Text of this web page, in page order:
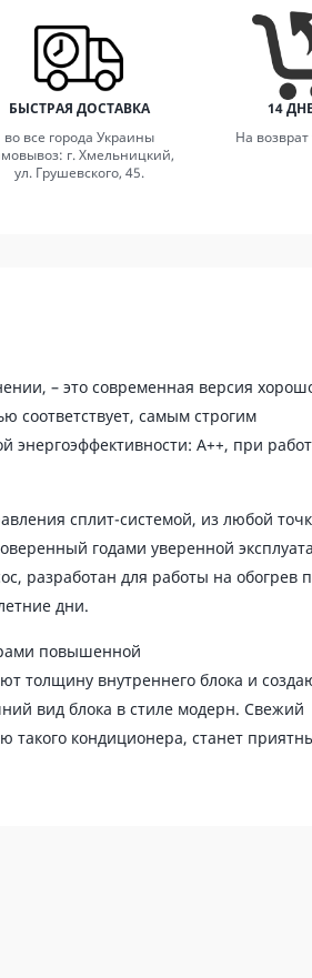
БЫСТРАЯ ДОСТАВКА
во все города Украины
г. Хмельницкий,
ул. Грушевского, 45.
14
На возврат
– это современная версия
соответствует, самым строгим
энергоэффективности: А++, при
сплит-системой, из любой
годами уверенной
разработан для работы на обогрев
дни.
повышенной
толщину внутреннего блока и
вид блока в стиле модерн. Свежий
такого кондиционера, станет